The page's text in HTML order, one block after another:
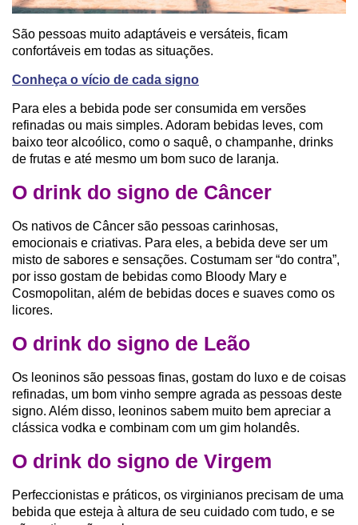
São pessoas muito adaptáveis e versáteis, ficam
confortáveis em todas as situações.
Conheça o vício de cada signo
Para eles a bebida pode ser consumida em versões
refinadas ou mais simples. Adoram bebidas leves, com
baixo teor alcoólico, como o saquê, o champanhe, drinks
de frutas e até mesmo um bom suco de laranja.
O drink do signo de Câncer
Os nativos de Câncer são pessoas carinhosas,
emocionais e criativas. Para eles, a bebida deve ser um
misto de sabores e sensações. Costumam ser “do contra”,
por isso gostam de bebidas como Bloody Mary e
Cosmopolitan, além de bebidas doces e suaves como os
licores.
O drink do signo de Leão
Os leoninos são pessoas finas, gostam do luxo e de coisas
refinadas, um bom vinho sempre agrada as pessoas deste
signo. Além disso, leoninos sabem muito bem apreciar a
clássica vodka e combinam com um gim holandês.
O drink do signo de Virgem
Perfeccionistas e práticos, os virginianos precisam de uma
bebida que esteja à altura de seu cuidado com tudo, e se